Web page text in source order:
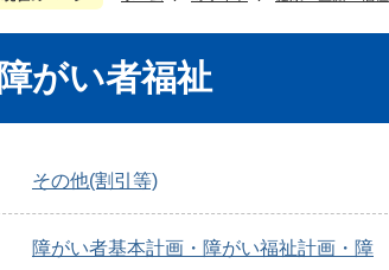
障がい者福祉
その他(割引等)
障がい者基本計画・障がい福祉計画・障